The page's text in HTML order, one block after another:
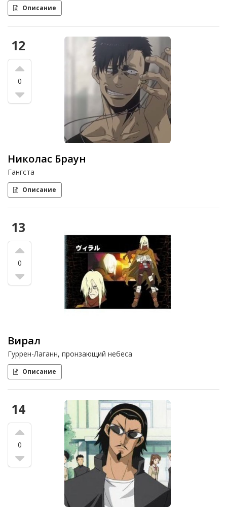
Описание
12
0
Николас Браун
Гангста
Описание
13
0
Вирал
Гуррен-Лаганн, пронзающий небеса
Описание
14
0